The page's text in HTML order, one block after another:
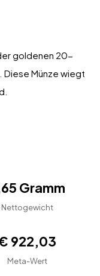
goldenen 20-
Diese Münze wiegt
Gramm
Nettogewicht
922,03
Meta-Wert